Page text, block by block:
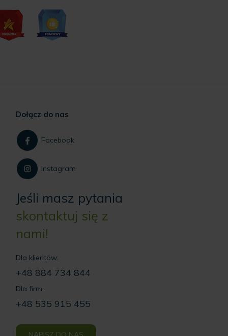
Dołącz do nas
Facebook
Instagram
Jeśli masz pytania
skontaktuj się z
nami!
Dla klientów:
+48 884 734 844
Dla firm:
+48 535 915 455